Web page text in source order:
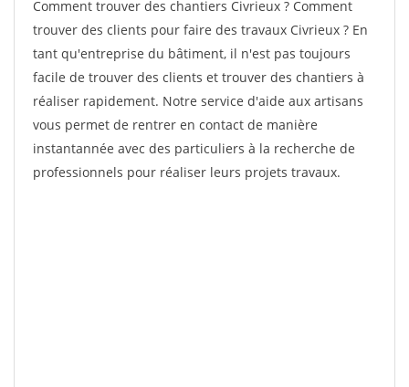
Comment trouver des chantiers Civrieux ? Comment
trouver des clients pour faire des travaux Civrieux ? En
tant qu'entreprise du bâtiment, il n'est pas toujours
facile de trouver des clients et trouver des chantiers à
réaliser rapidement. Notre service d'aide aux artisans
vous permet de rentrer en contact de manière
instantannée avec des particuliers à la recherche de
professionnels pour réaliser leurs projets travaux.